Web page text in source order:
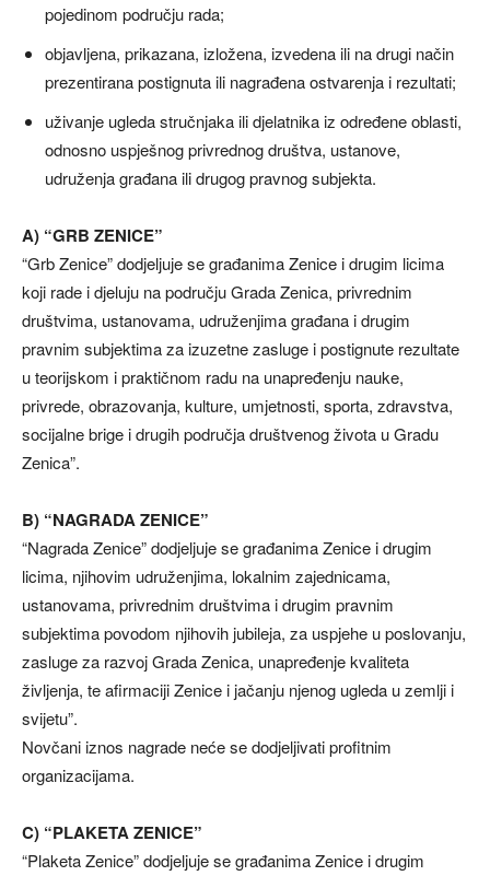
pojedinom području rada;
objavljena, prikazana, izložena, izvedena ili na drugi način
prezentirana postignuta ili nagrađena ostvarenja i rezultati;
uživanje ugleda stručnjaka ili djelatnika iz određene oblasti,
odnosno uspješnog privrednog društva, ustanove,
udruženja građana ili drugog pravnog subjekta.
A) “GRB ZENICE”
“Grb Zenice” dodjeljuje se građanima Zenice i drugim licima
koji rade i djeluju na području Grada Zenica, privrednim
društvima, ustanovama, udruženjima građana i drugim
pravnim subjektima za izuzetne zasluge i postignute rezultate
u teorijskom i praktičnom radu na unapređenju nauke,
privrede, obrazovanja, kulture, umjetnosti, sporta, zdravstva,
socijalne brige i drugih područja društvenog života u Gradu
Zenica”.
B) “NAGRADA ZENICE”
“Nagrada Zenice” dodjeljuje se građanima Zenice i drugim
licima, njihovim udruženjima, lokalnim zajednicama,
ustanovama, privrednim društvima i drugim pravnim
subjektima povodom njihovih jubileja, za uspjehe u poslovanju,
zasluge za razvoj Grada Zenica, unapređenje kvaliteta
življenja, te afirmaciji Zenice i jačanju njenog ugleda u zemlji i
svijetu”.
Novčani iznos nagrade neće se dodjeljivati profitnim
organizacijama.
C) “PLAKETA ZENICE”
“Plaketa Zenice” dodjeljuje se građanima Zenice i drugim